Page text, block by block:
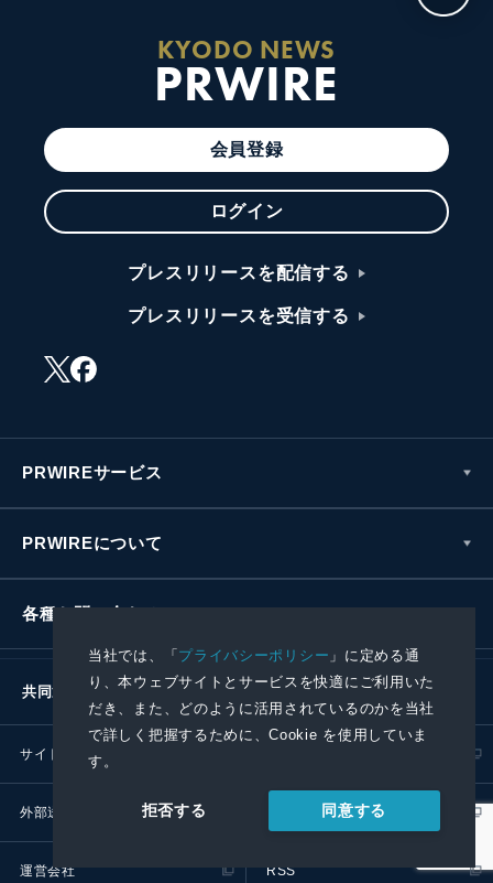
当社では、「プライバシーポリシー 」に定める通
り、本ウェブサイトとサービスを快適にご利用いた
だき、また、どのように活用されているのかを当社
で詳しく把握するために、Cookie を使用していま
す。
拒否する 同意する
KYODO NEWS
PRWIRE
会員登録
ログイン
プレスリリースを配信する
プレスリリースを受信する
PRWIREサービス
PRWIREについて
各種お問い合わせ
共同通信社グループ
サイトポリシー
外部送信ポリシー プレスリリース取扱基準
運営会社 RSS